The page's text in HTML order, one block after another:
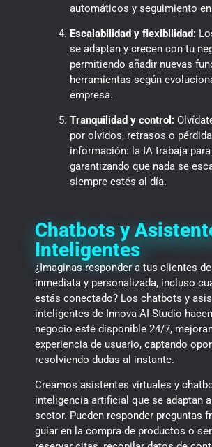
automáticos y seguimiento
Escalabilidad y flexibilidad:
se adaptan y crecen con tu
permitiendo añadir nuevas
herramientas según
empresa.
Tranquilidad y control:
por olvidos, retrasos o
información: la IA trabaja
garantizando que nada se
siempre estés al día.
Chatbots y
Inteligentes
¿Imaginas responder a tus clientes
inmediata y personalizada, incluso
estás conectado? Los chatbots y
inteligentes de Innova AI Studio
negocio esté disponible 24/7,
experiencia de usuario, captando
resolviendo dudas al instante.
Creamos asistentes virtuales y
inteligencia artificial que se adaptan
sector. Pueden responder preguntas
guiar en la compra de productos o